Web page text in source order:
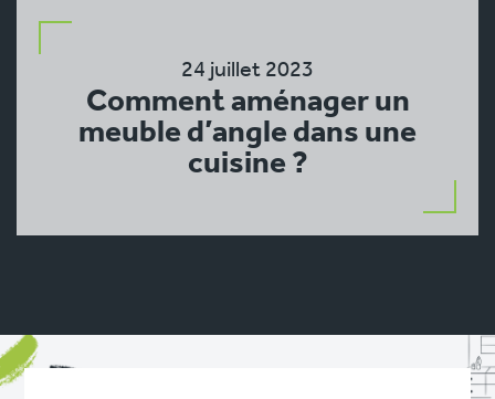
24 juillet 2023
Comment aménager un
meuble d’angle dans une
cuisine ?